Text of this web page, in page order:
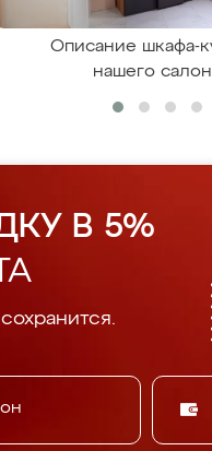
Описание шкафа-
нашего
В 5%